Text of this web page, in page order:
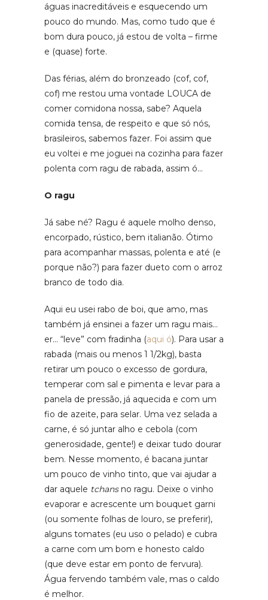
águas inacreditáveis e esquecendo um
pouco do mundo. Mas, como tudo que é
bom dura pouco, já estou de volta – firme
e (quase) forte.
Das férias, além do bronzeado (cof, cof,
cof) me restou uma vontade LOUCA de
comer comidona nossa, sabe? Aquela
comida tensa, de respeito e que só nós,
brasileiros, sabemos fazer. Foi assim que
eu voltei e me joguei na cozinha para fazer
polenta com ragu de rabada, assim ó…
O ragu
Já sabe né? Ragu é aquele molho denso,
encorpado, rústico, bem italianão. Ótimo
para acompanhar massas, polenta e até (e
porque não?) para fazer dueto com o arroz
branco de todo dia.
Aqui eu usei rabo de boi, que amo, mas
também já ensinei a fazer um ragu mais…
er… “leve” com fradinha (aqui ó). Para usar a
rabada (mais ou menos 1 1/2kg), basta
retirar um pouco o excesso de gordura,
temperar com sal e pimenta e levar para a
panela de pressão, já aquecida e com um
fio de azeite, para selar. Uma vez selada a
carne, é só juntar alho e cebola (com
generosidade, gente!) e deixar tudo dourar
bem. Nesse momento, é bacana juntar
um pouco de vinho tinto, que vai ajudar a
dar aquele tchansno ragu. Deixe o vinho
evaporar e acrescente um bouquet garni
(ou somente folhas de louro, se preferir),
alguns tomates (eu uso o pelado) e cubra
a carne com um bom e honesto caldo
(que deve estar em ponto de fervura).
Água fervendo também vale, mas o caldo
é melhor.